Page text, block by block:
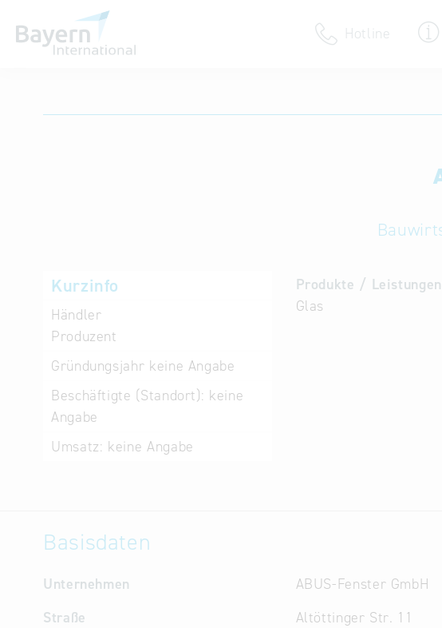
Hotline
der
Kurzinfo
Händler
Produzent
Gründungsjahr keine Angabe
Beschäftigte (Standort): keine
Angabe
Umsatz: keine Angabe
Produkte /
Glas
Basisdaten
Unternehmen
ABUS-Fenster GmbH
Straße
Altöttinger Str. 11